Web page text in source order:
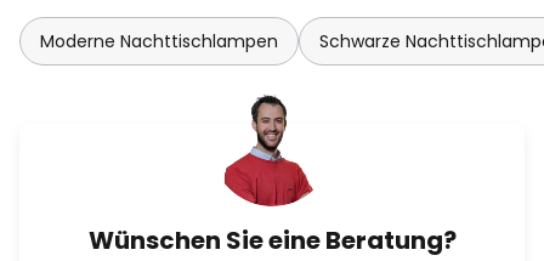
Moderne Nachttischlampen Schwarze
Wünschen Sie eine Beratung?